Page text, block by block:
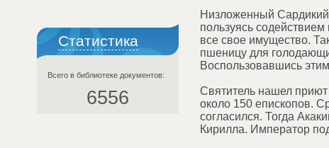
Статистика
Всего в библиотеке документов:
6556
Низложенный
пользуясь
все свое имущество.
пшеницу для
Воспользовавшись
Святитель нашел
около 150 епископов.
согласился. Тогда
Кирилла. Император